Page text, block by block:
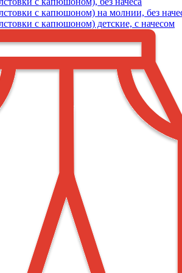
с капюшоном) на молнии, без
c капюшоном) детские, с начесом